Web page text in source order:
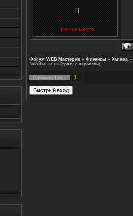
[ ]
Нет на месте
Форум WEB Мастеров » Финансы » Халява »
3aka4au.at.ua (сразу с паролями)
Страница 1 из 1 1